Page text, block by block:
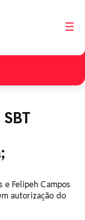
☰
e Felipeh Campos
autorização do